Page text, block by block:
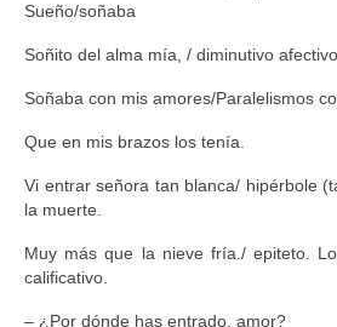
Sueño/soñaba
Soñito del alma mía, / diminutivo afectivo
Soñaba con mis amores/Paralelismos
Que en mis brazos los tenía.
Vi entrar señora tan blanca/ hipérbole
la muerte.
Muy más que la nieve fría./ epiteto.
calificativo.
– ¿Por dónde has entrado, amor?